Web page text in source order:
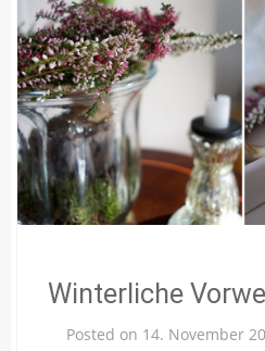
Winterliche
Posted on 14. November